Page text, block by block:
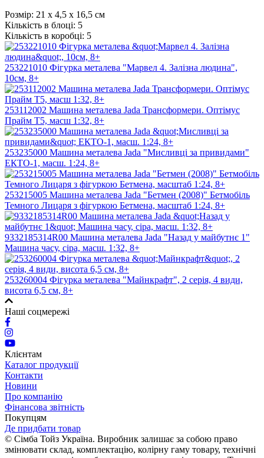
Розмір: 21 х 4,5 х 16,5 см
Кількість в блоці: 5
Кількість в коробці: 5
253221010 Фігурка металева "Марвел 4. Залізна людина",
10см, 8+
253112002 Машина металева Jada Трансформери. Оптімус
Прайм T5, масш 1:32, 8+
253235000 Машина металева Jada "Мисливці за привидами"
ЕКТО-1, масш. 1:24, 8+
253215005 Машина металева Jada "Бетмен (2008)" Бетмобіль
Темного Лицаря з фігуркою Бетмена, масштаб 1:24, 8+
9332185314R00 Машина металева Jada "Назад у майбутнє 1"
Машина часу, сіра, масш. 1:32, 8+
253260004 Фiгyрка металева "Майнкрафт", 2 серiя, 4 види,
висота 6,5 см, 8+
Наші соцмережі
Клієнтам
Каталог продукції
Контакти
Новини
Про компанію
Фінансова звітність
Покупцям
Де придбати товар
© Сімба Тойз Україна. Виробник залишає за собою право
змінювати склад, комплектацію, колірну гаму товару, технічні